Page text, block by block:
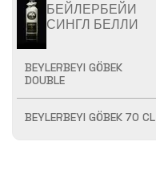
БЕЙЛЕРБЕЙИ
СИНГЛ БЕЛЛИ
BEYLERBEYI GÖBEK
DOUBLE
BEYLERBEYI GÖBEK 70 CL